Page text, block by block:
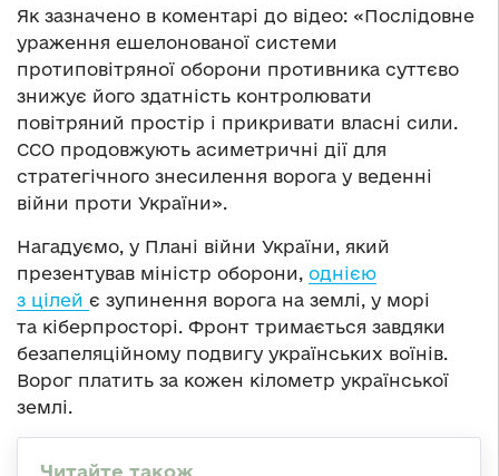
Як зазначено в коментарі до відео: «Послідовне
ураження ешелонованої системи
протиповітряної оборони противника суттєво
знижує його здатність контролювати
повітряний простір і прикривати власні сили.
ССО продовжують асиметричні дії для
стратегічного знесилення ворога у веденні
війни проти України».
Нагадуємо, у Плані війни України, який
презентував міністр оборони, однією
з цілей є зупинення ворога на землі, у морі
та кіберпросторі. Фронт тримається завдяки
безапеляційному подвигу українських воїнів.
Ворог платить за кожен кілометр української
землі.